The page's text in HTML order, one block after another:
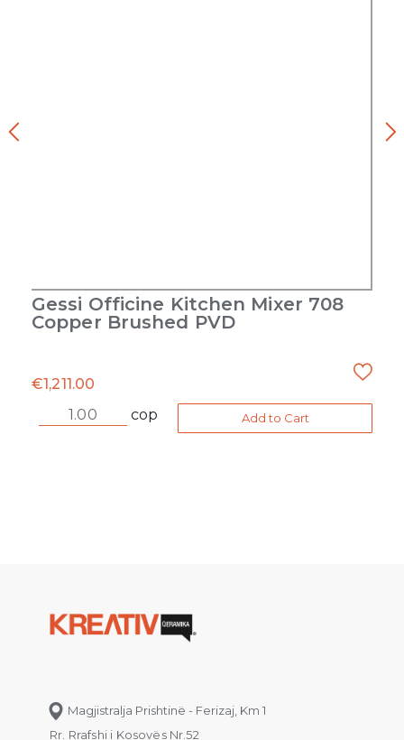
Gessi Officine Kitchen Mixer 708
Copper Brushed PVD
€1,211.00
cop
Add to Cart
Magjistralja Prishtinë - Ferizaj, Km 1
Rr. Rrafshi i Kosovës Nr.52